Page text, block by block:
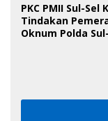
PKC PMII Sul-Sel
Tindakan
Oknum Polda